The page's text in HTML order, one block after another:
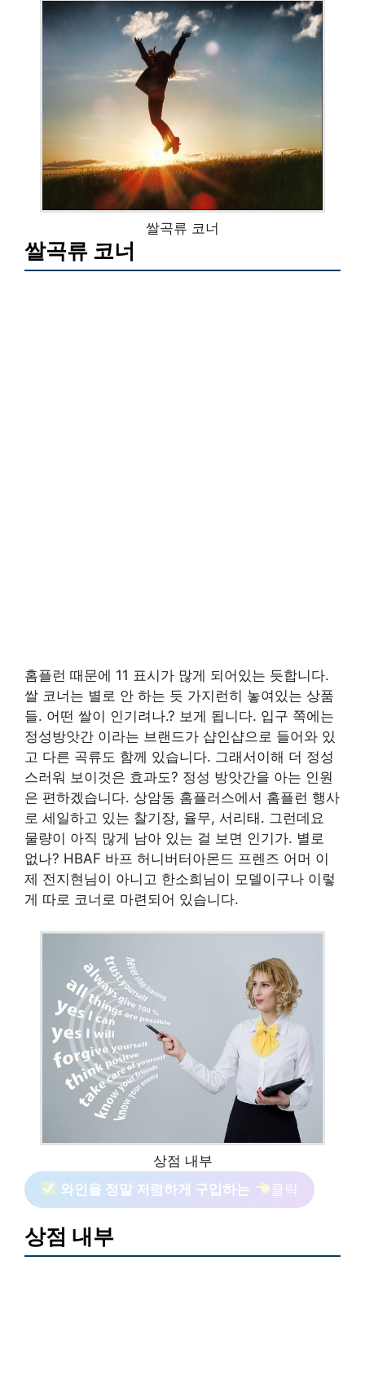
쌀곡류 코너
쌀곡류 코너
홈플런 때문에 11 표시가 많게 되어있는 듯합니다.
쌀 코너는 별로 안 하는 듯 가지런히 놓여있는 상품
들. 어떤 쌀이 인기려나.? 보게 됩니다. 입구 쪽에는
정성방앗간 이라는 브랜드가 샵인샵으로 들어와 있
고 다른 곡류도 함께 있습니다. 그래서이해 더 정성
스러워 보이것은 효과도? 정성 방앗간을 아는 인원
은 편하겠습니다. 상암동 홈플러스에서 홈플런 행사
로 세일하고 있는 찰기장, 율무, 서리태. 그런데요
물량이 아직 많게 남아 있는 걸 보면 인기가. 별로
없나? HBAF 바프 허니버터아몬드 프렌즈 어머 이
제 전지현님이 아니고 한소희님이 모델이구나 이렇
게 따로 코너로 마련되어 있습니다.
상점 내부
와인을 정말 저렴하게 구입하는
클릭
상점 내부